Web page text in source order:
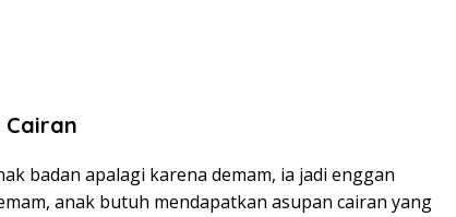
Cairan
badan apalagi karena demam, ia jadi enggan
anak butuh mendapatkan asupan cairan yang